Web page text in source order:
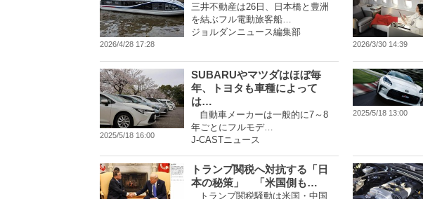
2026/4/28 17:28
三井不動産は26日、日本橋と豊洲
を結ぶフル電動旅客船…
ジョルダンニュース編集部
2026/3/30 14:39
2025/5/18 16:00
SUBARUやマツダはほぼ毎
年、トヨタも車種によって
は…
自動車メーカーは一般的に7～8
年ごとにフルモデ…
J-CASTニュース
2025/5/18 13:00
トランプ関税へ対抗する「日
本の秘策」 「米国側も…
トランプ関税騒動は米国・中国